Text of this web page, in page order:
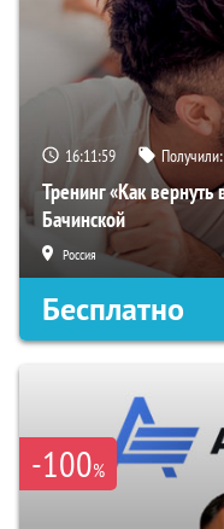
16:11:58
Тренинг «Как вернуть
Бачинской
Россия
Бесплатно
-100%